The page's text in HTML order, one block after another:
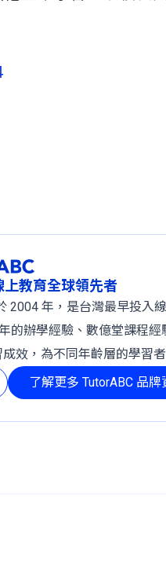
教育全球領先者
2004 年，是台灣最早投入
的辦學經驗、數億堂課程
效，為不同年齡層的學習
了解更多 TutorABC 品牌